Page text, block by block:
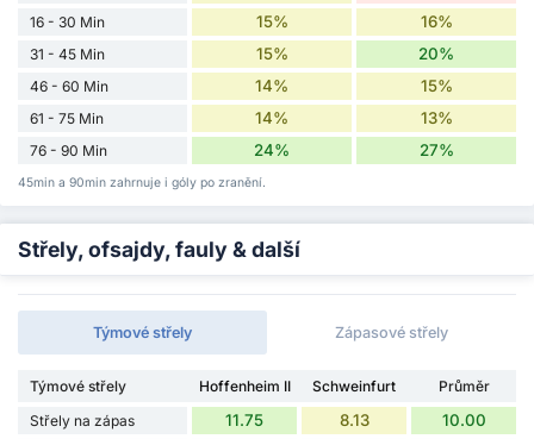
16 - 30 Min 15% 16%
31 - 45 Min 15% 20%
46 - 60 Min 14% 15%
61 - 75 Min 14% 13%
76 - 90 Min 24% 27%
45min a 90min zahrnuje i góly po zranění.
Střely, ofsajdy, fauly & další
Týmové střely Zápasové střely
Týmové střely Hoffenheim II Schweinfurt
Průměr
Střely na zápas
11.75 8.13 10.00